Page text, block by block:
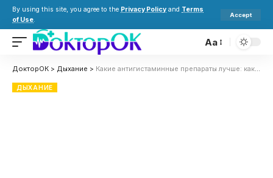
By using this site, you agree to the Privacy Policy and Terms
of Use.
Accept
Aa
ДокторОК > Дыхание > Какие антигистаминные препараты лучше: какие есть группы, что выбрать и как избежать сонливости
ДЫХАНИЕ